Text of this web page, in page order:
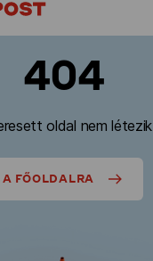
404
oldal nem létezik
A FŐOLDALRA